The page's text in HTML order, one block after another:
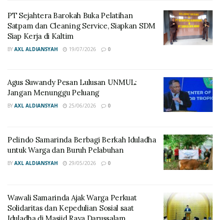
“Piala ini menjadi simbol bahwa POM dipersiapkan
sebagai agenda rutin setiap tahun,” jelasnya.
Dispora telah memastikan profesionalitas kompetisi
hingga bulu tangkis.
Ketua Panitia, Salman, menyampaikan bahwa POM
sekaligus memperkuat tali silaturahmi antarorganisasi
2025, Basuki optimistis kegiatan ini dapat menciptakan
ekosistem pembinaan atlet muda yang berkelanjutan
dan mampu meningkatkan prestasi olahraga Kutai
PT Sejahtera Barokah Buka Pelatihan
Satpam dan Cleaning Service, Siapkan SDM
Siap Kerja di Kaltim
BY AXL ALDIANSYAH 19/07/2026 0
Agus Suwandy Pesan Lulusan UNMUL:
Jangan Menunggu Peluang
BY AXL ALDIANSYAH 25/06/2026 0
Pelindo Samarinda Berbagi Berkah Iduladha
untuk Warga dan Buruh Pelabuhan
BY AXL ALDIANSYAH 29/05/2026 0
Wawali Samarinda Ajak Warga Perkuat
Solidaritas dan Kepedulian Sosial saat
Iduladha di Masjid Raya Darussalam